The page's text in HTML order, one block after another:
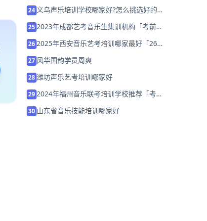
24 义乌声乐培训学校哪家好?怎么挑选好的
252023年成都艺考音乐生集训机构「考前集
262025年西安音乐艺考培训哪家最好「26
27 风华国韵学员周爽
28潍坊声乐艺考培训哪家好
292024年福州音乐联考培训学校推荐「考前
30 山东省音乐技能培训哪家好